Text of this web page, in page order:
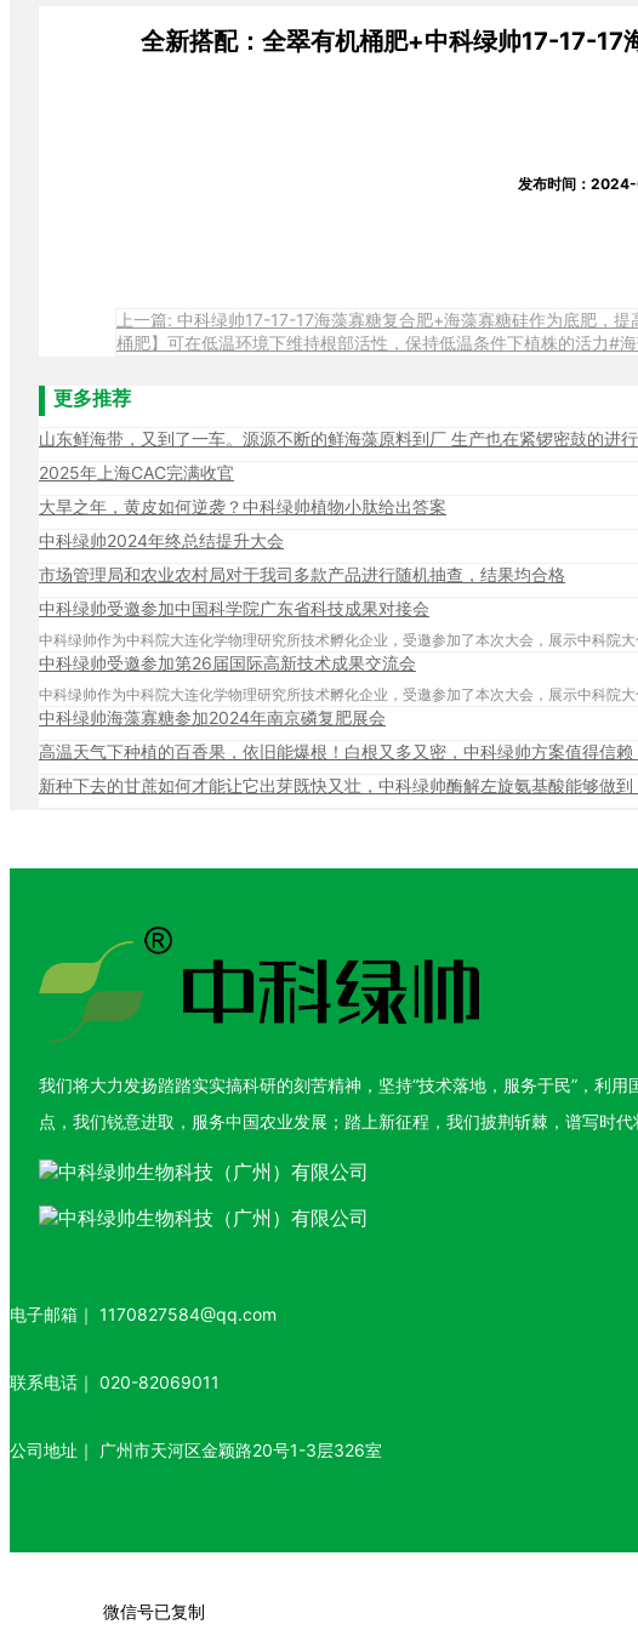
全新搭配：全翠有机桶肥+中科绿帅17-17-17
发布时间：
上一篇: 中科绿帅17-17-17海藻寡糖复合肥+海藻寡糖硅作为底肥，
桶肥】可在低温环境下维持根部活性，保持低温条件下植株的活力#
更多推荐
山东鲜海带，又到了一车。源源不断的鲜海藻原料到厂 生产也在紧锣密鼓的进
2025年上海CAC完满收官
大旱之年，黄皮如何逆袭？中科绿帅植物小肽给出答案
中科绿帅2024年终总结提升大会
市场管理局和农业农村局对于我司多款产品进行随机抽查，结果均合格
中科绿帅受邀参加中国科学院广东省科技成果对接会
中科绿帅作为中科院大连化学物理研究所技术孵化企业，受邀参加了本次大会，展示中科院大
中科绿帅受邀参加第26届国际高新技术成果交流会
中科绿帅作为中科院大连化学物理研究所技术孵化企业，受邀参加了本次大会，展示中科院大
中科绿帅海藻寡糖参加2024年南京磷复肥展会
高温天气下种植的百香果，依旧能爆根！白根又多又密，中科绿帅方案值得信
新种下去的甘蔗如何才能让它出芽既快又壮，中科绿帅酶解左旋氨基酸能够做
我们将大力发扬踏踏实实搞科研的刻苦精神，坚持“技术落地，服务于民”，利
点，我们锐意进取，服务中国农业发展；踏上新征程，我们披荆斩棘，谱写时代
电子邮箱｜ 1170827584@qq.com
联系电话｜ 020-82069011
公司地址｜ 广州市天河区金颖路20号1-3层326室
微信号已复制